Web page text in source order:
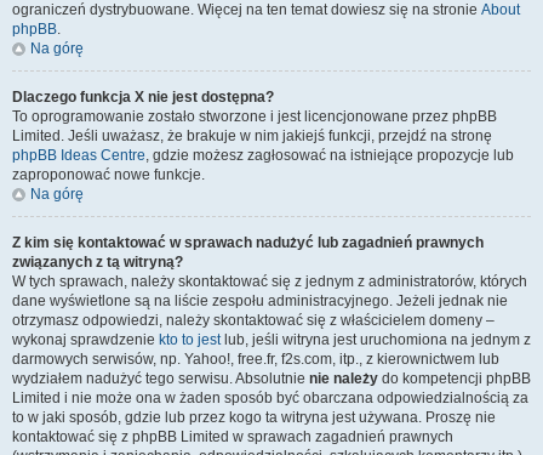
ograniczeń dystrybuowane. Więcej na ten temat dowiesz się na stronie About
phpBB.
Na górę
Dlaczego funkcja X nie jest dostępna?
To oprogramowanie zostało stworzone i jest licencjonowane przez phpBB
Limited. Jeśli uważasz, że brakuje w nim jakiejś funkcji, przejdź na stronę
phpBB Ideas Centre, gdzie możesz zagłosować na istniejące propozycje lub
zaproponować nowe funkcje.
Na górę
Z kim się kontaktować w sprawach nadużyć lub zagadnień prawnych
związanych z tą witryną?
W tych sprawach, należy skontaktować się z jednym z administratorów, których
dane wyświetlone są na liście zespołu administracyjnego. Jeżeli jednak nie
otrzymasz odpowiedzi, należy skontaktować się z właścicielem domeny –
wykonaj sprawdzenie kto to jestlub, jeśli witryna jest uruchomiona na jednym z
darmowych serwisów, np. Yahoo!, free.fr, f2s.com, itp., z kierownictwem lub
wydziałem nadużyć tego serwisu. Absolutnie nie należy do kompetencji phpBB
Limited i nie może ona w żaden sposób być obarczana odpowiedzialnością za
to w jaki sposób, gdzie lub przez kogo ta witryna jest używana. Proszę nie
kontaktować się z phpBB Limited w sprawach zagadnień prawnych